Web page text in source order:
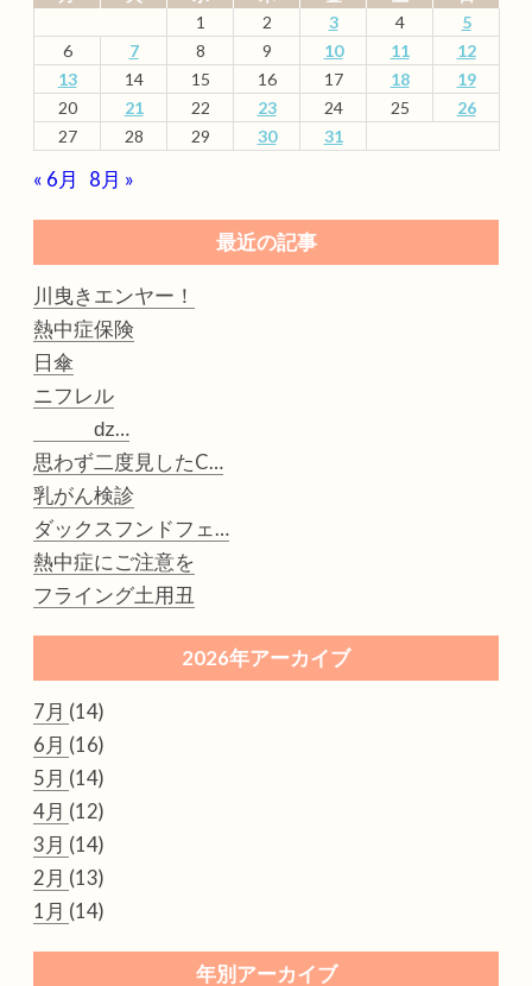
1
2 3 4
5
6
7 8 9 10 11
12
13
14 15 16 17 18
19
20
21 22 23 24 25
26
27
28 29 30 31
« 6月 8月 »
最近の記事
川曳きエンヤー！
熱中症保険
日傘
ニフレル
ǳ…
思わず二度見したC…
乳がん検診
ダックスフンドフェ…
熱中症にご注意を
フライング土用丑
2026年アーカイブ
7月 (14)
6月 (16)
5月 (14)
4月 (12)
3月 (14)
2月 (13)
1月 (14)
年別アーカイブ